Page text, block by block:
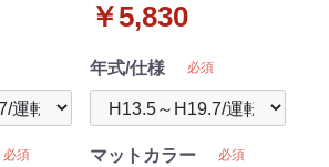
必須
￥5,830
年式/仕様 必須
マットカラー 必須